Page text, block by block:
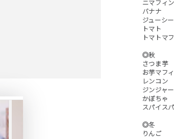
ニマフィン
バナナ
ジューシ
トマト
トマトマ
◎秋
さつま芋
お芋マフ
レンコン
ジンジャ
かぼちゃ
スパイス
◎冬
りんご